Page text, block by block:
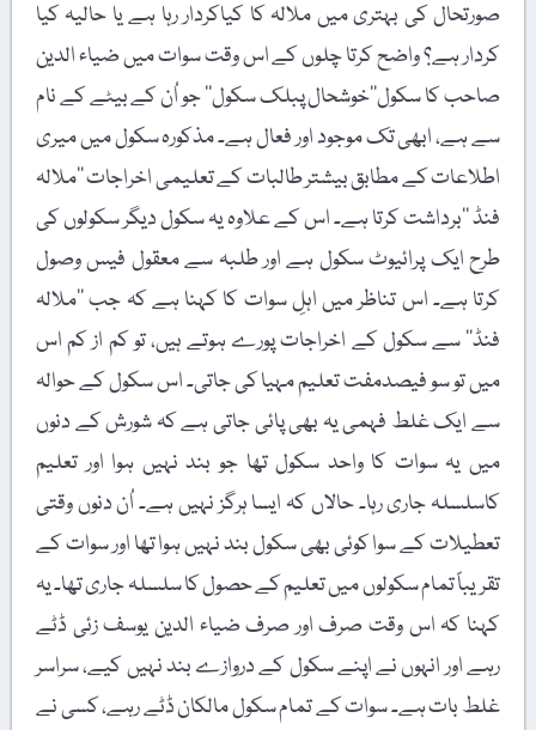
صورتحال کی بہتری میں ملالہ کا کیاکردار رہا ہے یا حالیہ کیا
کردار ہے؟ واضح کرتا چلوں کے اس وقت سوات میں ضیاء الدین
صاحب کا سکول’’خوشحال پبلک سکول‘‘ جو اُن کے بیٹے کے نام
سے ہے، ابھی تک موجود اور فعال ہے۔ مذکورہ سکول میں میری
اطلاعات کے مطابق بیشتر طالبات کے تعلیمی اخراجات ’’ملالہ
فنڈ ‘‘برداشت کرتا ہے۔ اس کے علاوہ یہ سکول دیگر سکولوں کی
طرح ایک پرائیوٹ سکول ہے اور طلبہ سے معقول فیس وصول
کرتا ہے۔ اس تناظر میں اہلِ سوات کا کہنا ہے کہ جب ’’ملالہ
فنڈ‘‘ سے سکول کے اخراجات پورے ہوتے ہیں، تو کم از کم اس
میں تو سو فیصدمفت تعلیم مہیا کی جاتی۔ اس سکول کے حوالہ
سے ایک غلط فہمی یہ بھی پائی جاتی ہے کہ شورش کے دنوں
میں یہ سوات کا واحد سکول تھا جو بند نہیں ہوا اور تعلیم
کاسلسلہ جاری رہا۔ حالاں کہ ایسا ہرگز نہیں ہے۔ اُن دنوں وقتی
تعطیلات کے سوا کوئی بھی سکول بند نہیں ہوا تھا اور سوات کے
تقریباً تمام سکولوں میں تعلیم کے حصول کا سلسلہ جاری تھا۔ یہ
کہنا کہ اس وقت صرف اور صرف ضیاء الدین یوسف زئی ڈٹے
رہے اور انہوں نے اپنے سکول کے دروازے بند نہیں کیے، سراسر
غلط بات ہے۔ سوات کے تمام سکول مالکان ڈٹے رہے، کسی نے